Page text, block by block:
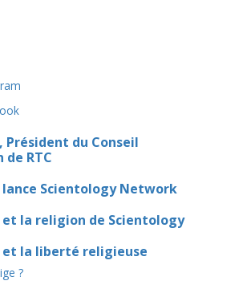
Président du Conseil
RTC
lance Scientology Network
et la religion de Scientology
et la liberté religieuse
?